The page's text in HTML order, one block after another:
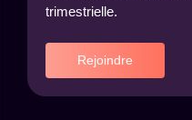
trimestrielle.
Rejoindre